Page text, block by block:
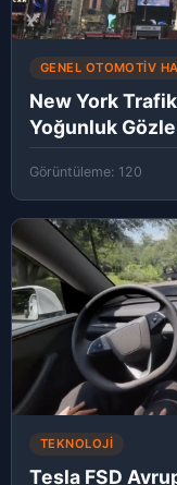
GENEL OTOMOTIV
New York
Yoğunluk
Görüntüleme: 120
TEKNOLOJI
Tesla FSD